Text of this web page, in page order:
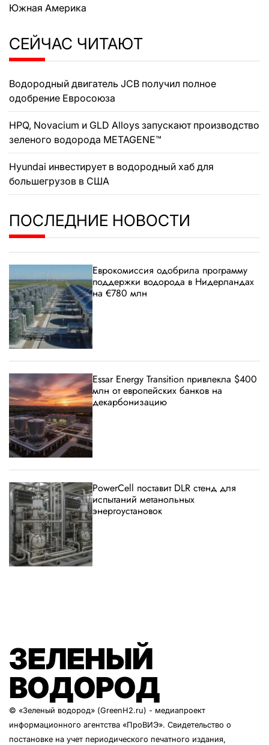
Южная Америка
СЕЙЧАС ЧИТАЮТ
Водородный двигатель JCB получил полное
одобрение Евросоюза
HPQ, Novacium и GLD Alloys запускают производство
зеленого водорода METAGENE™
Hyundai инвестирует в водородный хаб для
большегрузов в США
ПОСЛЕДНИЕ НОВОСТИ
Еврокомиссия одобрила программу
поддержки водорода в Нидерландах
на €780 млн
Essar Energy Transition привлекла $400
млн от европейских банков на
декарбонизацию
PowerCell поставит DLR стенд для
испытаний метанольных
энергоустановок
ЗЕЛЕНЫЙ
ВОДОРОД
© «Зеленый водород» (GreenH2.ru) - медиапроект
информационного агентства «ПроВИЭ». Свидетельство о
постановке на учет периодического печатного издания,